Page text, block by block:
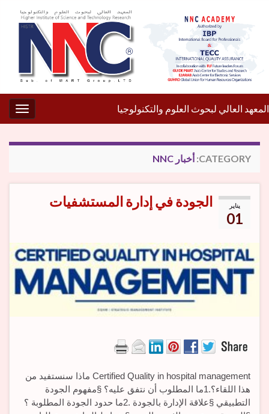
المعهد العالي لبحوث العلوم والتكنولوجيا
CATEGORY: أخبار NNC
يناير
01
الجودة في إدارة المستشفيات
Certified Quality in hospital management ماذا سنستفيد من
هذا اللقاء؟.1ما المطلوب أن نتفق عليه؟ §مفهوم الجودة
التطبيقي §علاقة الإدارة بالجودة .2ما حدود الجودة المطلوبة ؟